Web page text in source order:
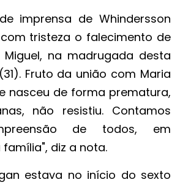
imprensa de Whindersson
tristeza o falecimento de
na madrugada desta
Fruto da união com Maria
nasceu de forma prematura,
não resistiu. Contamos
de todos, em
diz a nota.
estava no início do sexto